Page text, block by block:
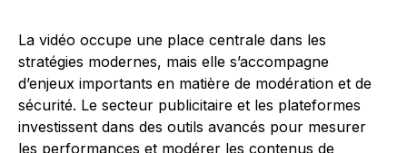
La vidéo occupe une place centrale dans les
stratégies modernes, mais elle s’accompagne
d’enjeux importants en matière de modération et de
sécurité. Le secteur publicitaire et les plateformes
investissent dans des outils avancés pour mesurer
les performances et modérer les contenus de